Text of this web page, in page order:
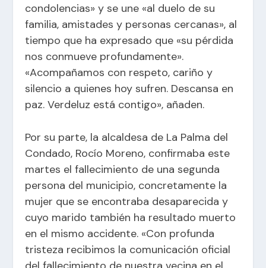
condolencias» y se une «al duelo de su
familia, amistades y personas cercanas», al
tiempo que ha expresado que «su pérdida
nos conmueve profundamente».
«Acompañamos con respeto, cariño y
silencio a quienes hoy sufren. Descansa en
paz. Verdeluz está contigo», añaden.
Por su parte, la alcaldesa de La Palma del
Condado, Rocío Moreno, confirmaba este
martes el fallecimiento de una segunda
persona del municipio, concretamente la
mujer que se encontraba desaparecida y
cuyo marido también ha resultado muerto
en el mismo accidente. «Con profunda
tristeza recibimos la comunicación oficial